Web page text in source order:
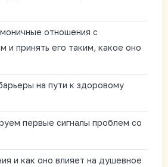
отношения с
и принять его таким, какое оно
на пути к здоровому
первые сигналы проблем со
и как оно влияет на душевное